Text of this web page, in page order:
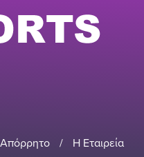
/ Η Εταιρεία